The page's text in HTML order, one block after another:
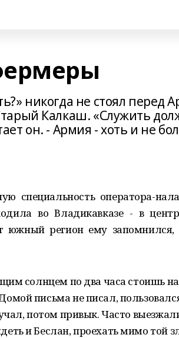
никогда не стоял перед
Калкаш. «Служить
он. - Армия - хоть и не
специальность оператора-
во Владикавказе - в
южный регион ему запомнился,
солнцем по два часа стоишь на
письма не писал,
потом привык. Часто
и Беслан, проехать мимо той